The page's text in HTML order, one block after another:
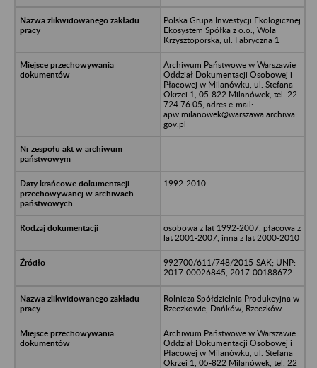
Polska Grupa Inwestycji Ekologicznej
Ekosystem Spółka z o.o., Wola
Krzysztoporska, ul. Fabryczna 1
Archiwum Państwowe w Warszawie
Oddział Dokumentacji Osobowej i
Płacowej w Milanówku, ul. Stefana
Okrzei 1, 05-822 Milanówek, tel. 22
724 76 05, adres e-mail:
apw.milanowek@warszawa.archiwa.
gov.pl
1992-2010
osobowa z lat 1992-2007, płacowa z
lat 2001-2007, inna z lat 2000-2010
992700/611/748/2015-SAK; UNP:
2017-00026845, 2017-00188672
Rolnicza Spółdzielnia Produkcyjna w
Rzeczkowie, Dańków, Rzeczków
Archiwum Państwowe w Warszawie
Oddział Dokumentacji Osobowej i
Płacowej w Milanówku, ul. Stefana
Okrzei 1, 05-822 Milanówek, tel. 22